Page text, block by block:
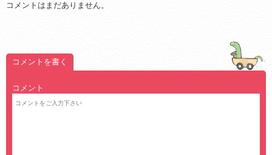
コメントはまだありません。
コメントを書く
コメント